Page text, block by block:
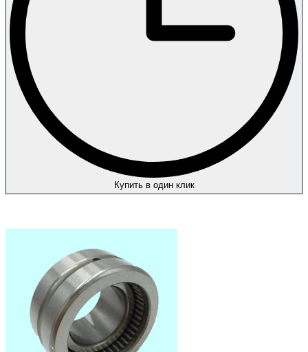
Купить в один клик